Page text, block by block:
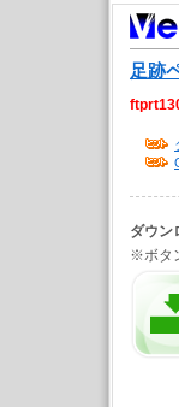
足跡
ダウン
※ボタ